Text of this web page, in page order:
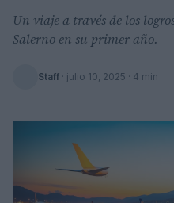
Un viaje a través de los
Salerno en su primer año.
Staff · julio 10, 2025 · 4 min